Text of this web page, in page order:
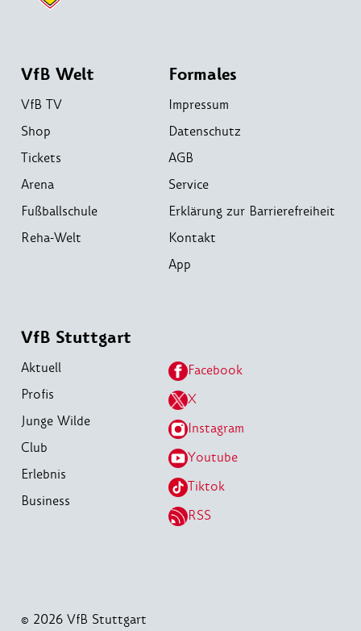
VfB Welt
VfB TV
Shop
Tickets
Arena
Fußballschule
Reha-Welt
Formales
Impressum
Datenschutz
AGB
Service
Erklärung zur Barrierefreiheit
Kontakt
App
VfB Stuttgart
Aktuell
Profis
Junge Wilde
Club
Erlebnis
Business
Facebook
X
Instagram
Youtube
Tiktok
RSS
© 2026 VfB Stuttgart